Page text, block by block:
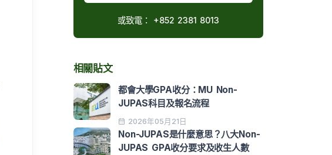
或致電： +852 2381 8013
相關貼文
都會大學GPA收分：MU Non-
JUPAS科目及報名流程
2026年05月21日
Non-JUPAS是什麼意思？八大Non-
JUPAS GPA收分要求及收生人數